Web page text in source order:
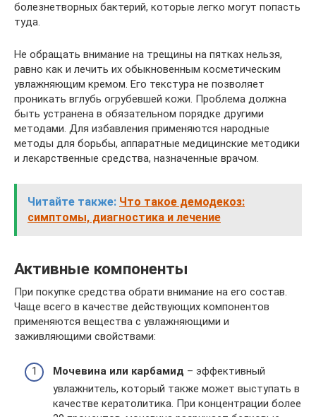
болезнетворных бактерий, которые легко могут попасть
туда.
Не обращать внимание на трещины на пятках нельзя,
равно как и лечить их обыкновенным косметическим
увлажняющим кремом. Его текстура не позволяет
проникать вглубь огрубевшей кожи. Проблема должна
быть устранена в обязательном порядке другими
методами. Для избавления применяются народные
методы для борьбы, аппаратные медицинские методики
и лекарственные средства, назначенные врачом.
Читайте также: Что такое демодекоз:
симптомы, диагностика и лечение
Активные компоненты
При покупке средства обрати внимание на его состав.
Чаще всего в качестве действующих компонентов
применяются вещества с увлажняющими и
заживляющими свойствами:
Мочевина или карбамид – эффективный
увлажнитель, который также может выступать в
качестве кератолитика. При концентрации более